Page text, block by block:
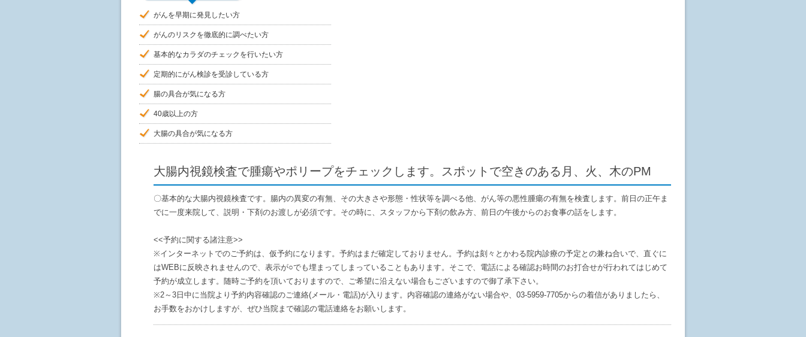
がんを早期に発見したい方
がんのリスクを徹底的に調べたい方
基本的なカラダのチェックを行いたい方
定期的にがん検診を受診している方
腸の具合が気になる方
40歳以上の方
大腸の具合が気になる方
大腸内視鏡検査で腫瘍やポリープをチェックします。スポットで空きのある月、火、木のPM
〇基本的な大腸内視鏡検査です。腸内の異変の有無、その大きさや形態・性状等を調べる他、がん等の悪性腫瘍の有無を検査します。前日の正午ま
でに一度来院して、説明・下剤のお渡しが必須です。その時に、スタッフから下剤の飲み方、前日の午後からのお食事の話をします。
<<予約に関する諸注意>>
※インターネットでのご予約は、仮予約になります。予約はまだ確定しておりません。予約は刻々とかわる院内診療の予定との兼ね合いで、直ぐに
はWEBに反映されませんので、表示が○でも埋まってしまっていることもあります。そこで、電話による確認お時間のお打合せが行われてはじめて
予約が成立します。随時ご予約を頂いておりますので、ご希望に沿えない場合もございますので御了承下さい。
※2～3日中に当院より予約内容確認のご連絡(メール・電話)が入ります。内容確認の連絡がない場合や、03-5959-7705からの着信がありましたら、
お手数をおかけしますが、ぜひ当院まで確認の電話連絡をお願いします。